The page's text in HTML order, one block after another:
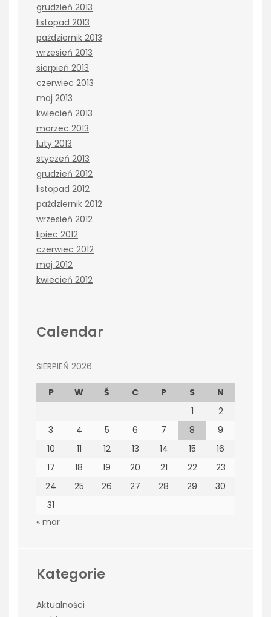
grudzień 2013
listopad 2013
październik 2013
wrzesień 2013
sierpień 2013
czerwiec 2013
maj 2013
kwiecień 2013
marzec 2013
luty 2013
styczeń 2013
grudzień 2012
listopad 2012
październik 2012
wrzesień 2012
lipiec 2012
czerwiec 2012
maj 2012
kwiecień 2012
Calendar
SIERPIEŃ 2026
P W Ś C P S
N
1
2
3
4 5 6 7 8
9
10
11 12 13 14 15
16
17
18 19 20 21 22
23
24
25 26 27 28 29
30
31
« mar
Kategorie
Aktualności